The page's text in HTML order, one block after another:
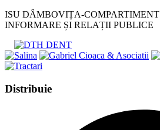
ISU DÂMBOVIȚA-COMPARTIMENT
INFORMARE ȘI RELAȚII PUBLICE
DistribuieShare